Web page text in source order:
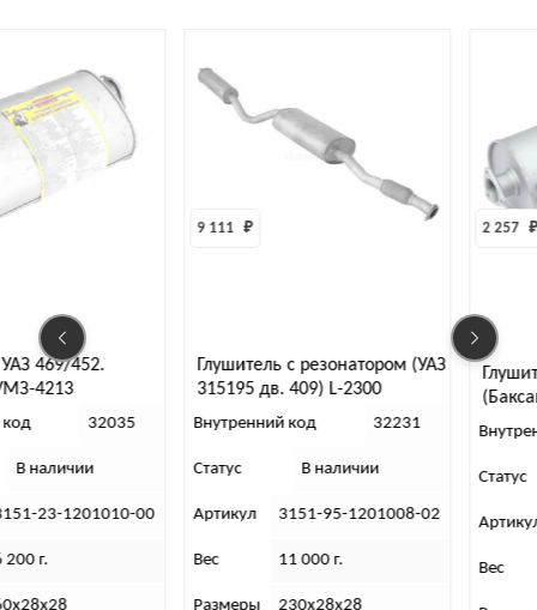
Глушитель с резонатором (УАЗ
315195 дв. 409) L-2300
(Техноком)
Внутренний код 32231
Статус В наличии
Артикул 3151-95-1201008-02
Вес
Размеры 230х28х28
Глушитель УАЗ 3151 Люкс
(Баксан)
Внутренний код
Статус В наличии
Артикул 3151-00-
Вес